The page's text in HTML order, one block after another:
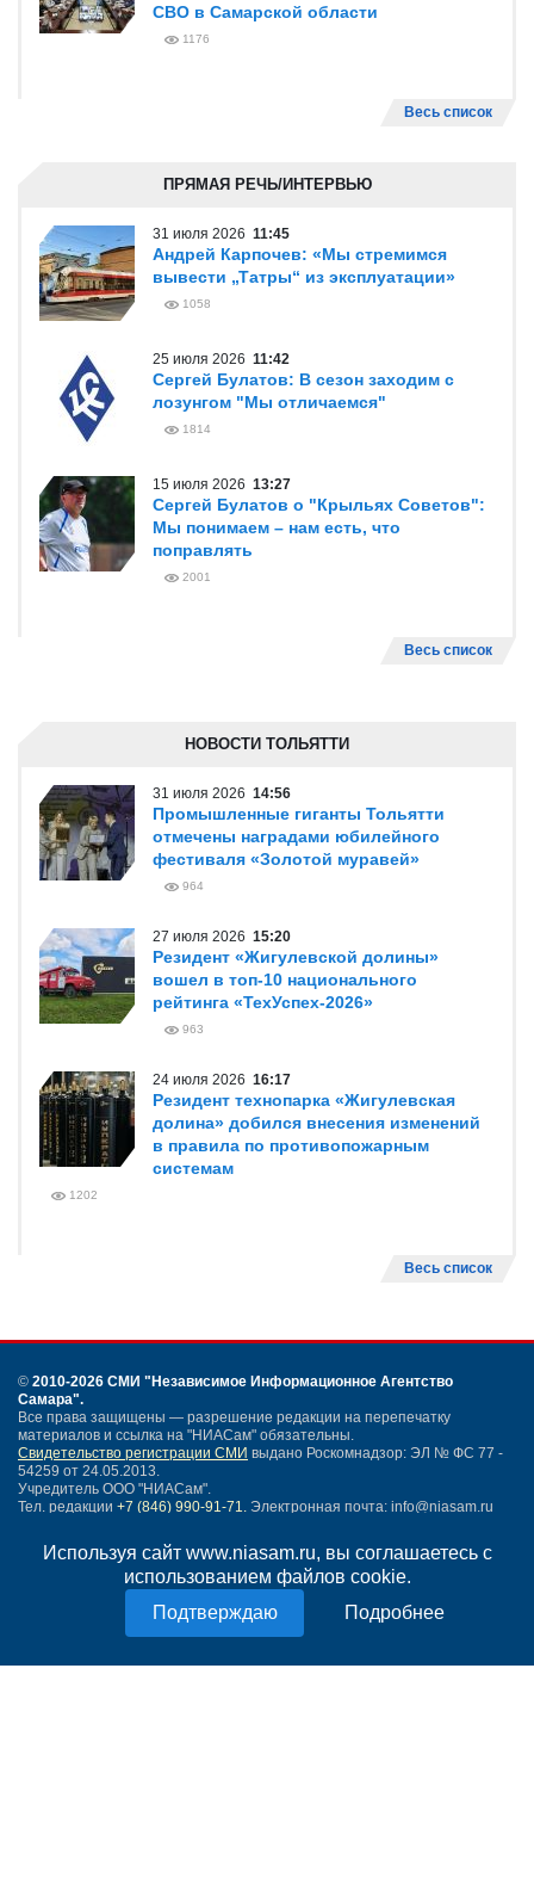
Используя сайт www.niasam.ru, вы соглашаетесь с
использованием файлов cookie.
Подробнее
СВО в Самарской области
1176
Весь список
ПРЯМАЯ РЕЧЬ/ИНТЕРВЬЮ
31 июля 2026 11:45
Андрей Карпочев: «Мы стремимся
вывести „Татры“ из эксплуатации»
1058
25 июля 2026 11:42
Сергей Булатов: В сезон заходим с
лозунгом "Мы отличаемся"
1814
15 июля 2026 13:27
Сергей Булатов о "Крыльях Советов":
Мы понимаем – нам есть, что
поправлять
2001
Весь список
НОВОСТИ ТОЛЬЯТТИ
31 июля 2026 14:56
Промышленные гиганты Тольятти
отмечены наградами юбилейного
фестиваля «Золотой муравей»
964
27 июля 2026 15:20
Резидент «Жигулевской долины»
вошел в топ-10 национального
рейтинга «ТехУспех-2026»
963
24 июля 2026 16:17
Резидент технопарка «Жигулевская
долина» добился внесения изменений
в правила по противопожарным
системам
1202
Весь список
© 2010-2026 СМИ "Независимое Информационное Агентство
Самара".
Все права защищены — разрешение редакции на перепечатку
материалов и ссылка на "НИАСам" обязательны.
Свидетельство регистрации СМИ выдано Роскомнадзор: ЭЛ № ФС 77 -
54259 от 24.05.2013.
Учредитель ООО "НИАСам".
Тел. редакции +7 (846) 990-91-71. Электронная почта: info@niasam.ru
Написать письмо
Нашли ошибку?
Политика конфиденциальности
Согласие на обработку персональных данных
18+